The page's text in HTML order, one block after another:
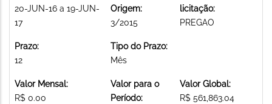
20-JUN-16 a 19-JUN-
17
Origem:
3/2015
licitação:
PREGAO
Prazo:
12
Tipo do Prazo:
Mês
Valor Mensal:
R$ 0.00
Valor para o
Período:
Valor Global:
R$ 561,863.04